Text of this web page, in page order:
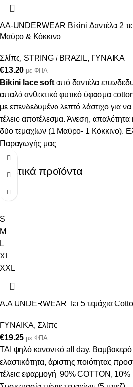
AA-UNDERWEAR Bikini Δαντέλα 2
Μαύρο & Κόκκινο
Σλίπς, STRING / BRAZIL, ΓΥΝΑΙΚΑ
€13.20 με ΦΠΑ
Bikini lace soft από δαντέλα
απαλό ανθεκτικό φυτικό ύφασμα
με επενδεδυμένο λεπτό λάστιχο για
τέλειο αποτέλεσμα. Άνεση, απαλότητα
δύο τεμαχίων (1 Μαύρο- 1 Κόκκινο).
Παραγωγής μας
Σχετικά προϊόντα
S
M
L
XL
XXL
A.A UNDERWEAR Tai 5 τεμάχια
ΓΥΝΑΙΚΑ, Σλίπς
€19.25 με ΦΠΑ
ΤΑΙ ψηλό κανονικό all day.
ελαστικότητα, άριστης ποιότητας
τέλεια εφαρμογή. 90% COTTON,